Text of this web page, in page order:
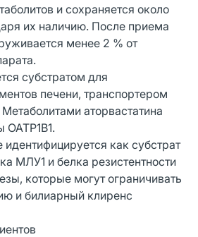
и сохраняется около
их наличию. После приема
менее 2 % от
субстратом для
печени, транспортером
Метаболитами аторвастатина
идентифицируется как субстрат
МЛУ1 и белка резистентности
которые могут ограничивать
и билиарный клиренс